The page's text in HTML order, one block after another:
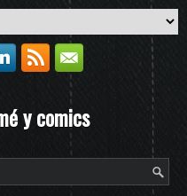
y comics